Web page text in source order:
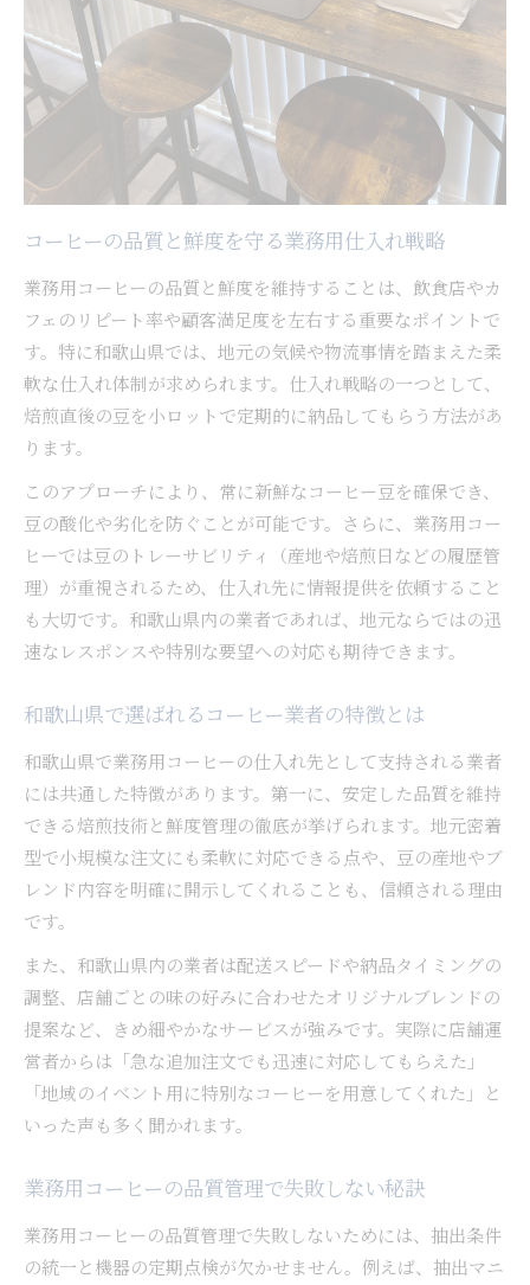
コーヒーの品質と鮮度を守る業務用仕入れ戦略
業務用コーヒーの品質と鮮度を維持することは、飲食店やカ
フェのリピート率や顧客満足度を左右する重要なポイントで
す。特に和歌山県では、地元の気候や物流事情を踏まえた柔
軟な仕入れ体制が求められます。仕入れ戦略の一つとして、
焙煎直後の豆を小ロットで定期的に納品してもらう方法があ
ります。
このアプローチにより、常に新鮮なコーヒー豆を確保でき、
豆の酸化や劣化を防ぐことが可能です。さらに、業務用コー
ヒーでは豆のトレーサビリティ（産地や焙煎日などの履歴管
理）が重視されるため、仕入れ先に情報提供を依頼すること
も大切です。和歌山県内の業者であれば、地元ならではの迅
速なレスポンスや特別な要望への対応も期待できます。
和歌山県で選ばれるコーヒー業者の特徴とは
和歌山県で業務用コーヒーの仕入れ先として支持される業者
には共通した特徴があります。第一に、安定した品質を維持
できる焙煎技術と鮮度管理の徹底が挙げられます。地元密着
型で小規模な注文にも柔軟に対応できる点や、豆の産地やブ
レンド内容を明確に開示してくれることも、信頼される理由
です。
また、和歌山県内の業者は配送スピードや納品タイミングの
調整、店舗ごとの味の好みに合わせたオリジナルブレンドの
提案など、きめ細やかなサービスが強みです。実際に店舗運
営者からは「急な追加注文でも迅速に対応してもらえた」
「地域のイベント用に特別なコーヒーを用意してくれた」と
いった声も多く聞かれます。
業務用コーヒーの品質管理で失敗しない秘訣
業務用コーヒーの品質管理で失敗しないためには、抽出条件
の統一と機器の定期点検が欠かせません。例えば、抽出マニ